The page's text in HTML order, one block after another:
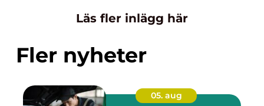
Läs fler inlägg här
Fler nyheter
05. aug